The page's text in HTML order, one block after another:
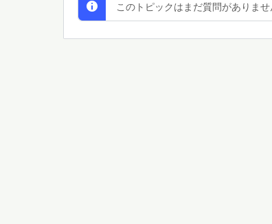
このトピックはまだ質問がありませ